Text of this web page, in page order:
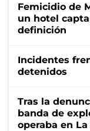
Femicidio de
un hotel
definición
Incidentes
detenidos
Tras la
banda de
operaba en